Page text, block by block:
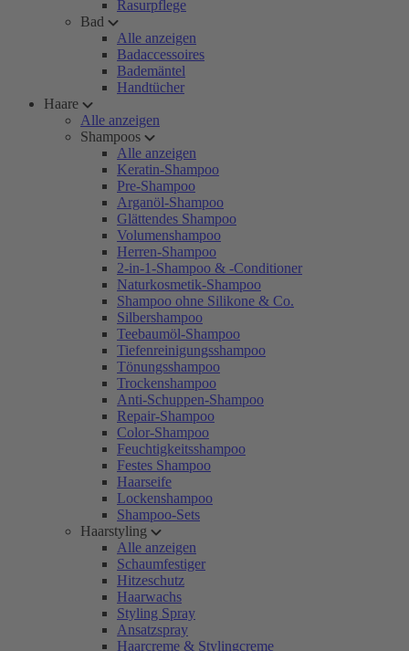
Rasurpflege
Bad
Alle anzeigen
Badaccessoires
Bademäntel
Handtücher
Haare
Alle anzeigen
Shampoos
Alle anzeigen
Keratin-Shampoo
Pre-Shampoo
Arganöl-Shampoo
Glättendes Shampoo
Volumenshampoo
Herren-Shampoo
2-in-1-Shampoo & -Conditioner
Naturkosmetik-Shampoo
Shampoo ohne Silikone & Co.
Silbershampoo
Teebaumöl-Shampoo
Tiefenreinigungsshampoo
Tönungsshampoo
Trockenshampoo
Anti-Schuppen-Shampoo
Repair-Shampoo
Color-Shampoo
Feuchtigkeitsshampoo
Festes Shampoo
Haarseife
Lockenshampoo
Shampoo-Sets
Haarstyling
Alle anzeigen
Schaumfestiger
Hitzeschutz
Haarwachs
Styling Spray
Ansatzspray
Haarcreme & Stylingcreme